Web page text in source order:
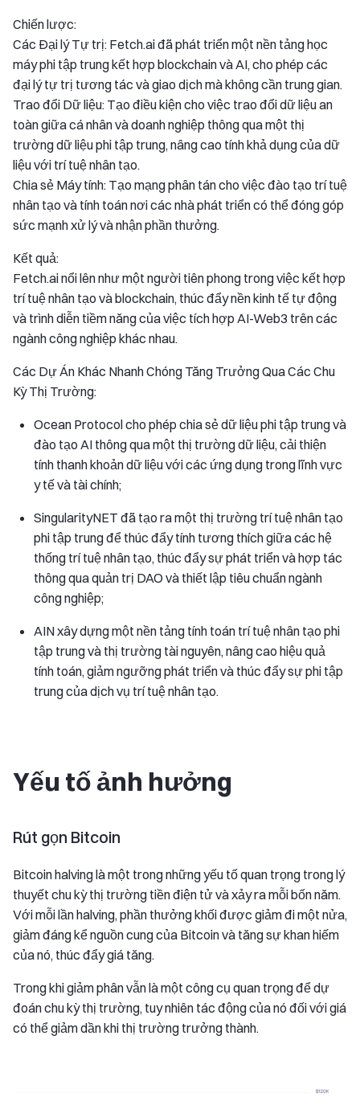
Chiến lược:
Các Đại lý Tự trị: Fetch.ai đã phát triển một nền tảng học
máy phi tập trung kết hợp blockchain và AI, cho phép các
đại lý tự trị tương tác và giao dịch mà không cần trung gian.
Trao đổi Dữ liệu: Tạo điều kiện cho việc trao đổi dữ liệu an
toàn giữa cá nhân và doanh nghiệp thông qua một thị
trường dữ liệu phi tập trung, nâng cao tính khả dụng của dữ
liệu với trí tuệ nhân tạo.
Chia sẻ Máy tính: Tạo mạng phân tán cho việc đào tạo trí tuệ
nhân tạo và tính toán nơi các nhà phát triển có thể đóng góp
sức mạnh xử lý và nhận phần thưởng.
Kết quả:
Fetch.ai nổi lên như một người tiên phong trong việc kết hợp
trí tuệ nhân tạo và blockchain, thúc đẩy nền kinh tế tự động
và trình diễn tiềm năng của việc tích hợp AI-Web3 trên các
ngành công nghiệp khác nhau.
Các Dự Án Khác Nhanh Chóng Tăng Trưởng Qua Các Chu
Kỳ Thị Trường:
Ocean Protocol cho phép chia sẻ dữ liệu phi tập trung và
đào tạo AI thông qua một thị trường dữ liệu, cải thiện
tính thanh khoản dữ liệu với các ứng dụng trong lĩnh vực
y tế và tài chính;
SingularityNET đã tạo ra một thị trường trí tuệ nhân tạo
phi tập trung để thúc đẩy tính tương thích giữa các hệ
thống trí tuệ nhân tạo, thúc đẩy sự phát triển và hợp tác
thông qua quản trị DAO và thiết lập tiêu chuẩn ngành
công nghiệp;
AIN xây dựng một nền tảng tính toán trí tuệ nhân tạo phi
tập trung và thị trường tài nguyên, nâng cao hiệu quả
tính toán, giảm ngưỡng phát triển và thúc đẩy sự phi tập
trung của dịch vụ trí tuệ nhân tạo.
Yếu tố ảnh hưởng
Rút gọn Bitcoin
Bitcoin halving là một trong những yếu tố quan trọng trong lý
thuyết chu kỳ thị trường tiền điện tử và xảy ra mỗi bốn năm.
Với mỗi lần halving, phần thưởng khối được giảm đi một nửa,
giảm đáng kể nguồn cung của Bitcoin và tăng sự khan hiếm
của nó, thúc đẩy giá tăng.
Trong khi giảm phân vẫn là một công cụ quan trọng để dự
đoán chu kỳ thị trường, tuy nhiên tác động của nó đối với giá
có thể giảm dần khi thị trường trưởng thành.